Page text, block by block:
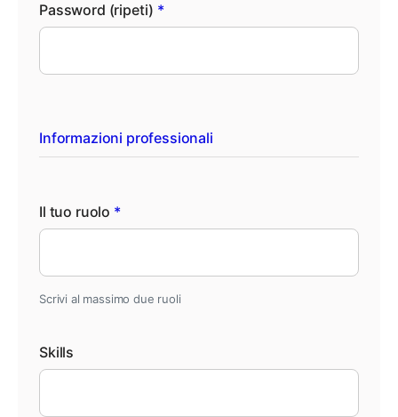
Password (ripeti) *
Informazioni professionali
Il tuo ruolo *
Scrivi al massimo due ruoli
Skills